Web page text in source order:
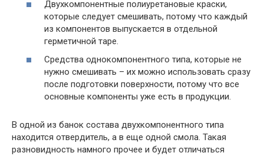
Двухкомпонентные полиуретановые краски,
которые следует смешивать, потому что каждый
из компонентов выпускается в отдельной
герметичной таре.
Средства однокомпонентного типа, которые не
нужно смешивать – их можно использовать сразу
после подготовки поверхности, потому что все
основные компоненты уже есть в продукции.
В одной из банок состава двухкомпонентного типа
находится отвердитель, а в еще одной смола. Такая
разновидность намного прочее и будет отличаться